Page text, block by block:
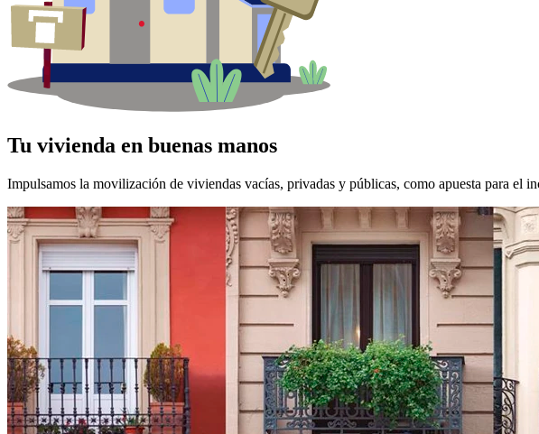
Tu vivienda en buenas manos
Impulsamos la movilización de viviendas vacías, privadas y públicas, como apuesta para el